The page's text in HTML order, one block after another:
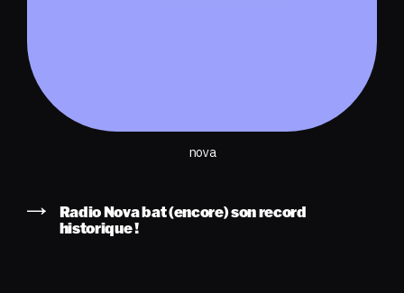
nova
Radio Nova bat (encore) son record
historique !